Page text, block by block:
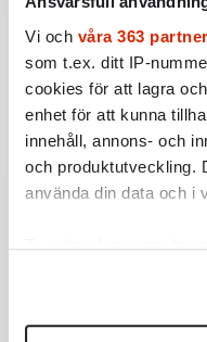
Vi och våra 363
som t.ex. ditt IP-
cookies för att lagra
enhet för att kunna
innehåll, annons- och
och produktutveckling.
använda din data och i
Ta reda på mer om hur
Du kan ändra eller dra
helst från cookie-
här är berättelsen
och företaget som
del av vardagen
2026-05-29 | SE
Lyssna